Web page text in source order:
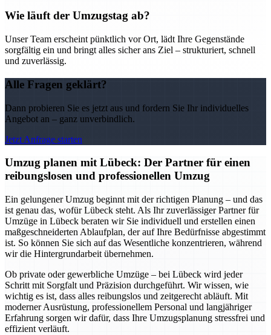
Wie läuft der Umzugstag ab?
Unser Team erscheint pünktlich vor Ort, lädt Ihre Gegenstände
sorgfältig ein und bringt alles sicher ans Ziel – strukturiert, schnell
und zuverlässig.
Alle Fragen geklärt?
Dann probieren Sie es jetzt aus und fordern Sie Ihr individuelles
Angebot an – ganz unverbindlich.
Jetzt Anfrage starten
Umzug planen mit Lübeck: Der Partner für einen
reibungslosen und professionellen Umzug
Ein gelungener Umzug beginnt mit der richtigen Planung – und das
ist genau das, wofür Lübeck steht. Als Ihr zuverlässiger Partner für
Umzüge in Lübeck beraten wir Sie individuell und erstellen einen
maßgeschneiderten Ablaufplan, der auf Ihre Bedürfnisse abgestimmt
ist. So können Sie sich auf das Wesentliche konzentrieren, während
wir die Hintergrundarbeit übernehmen.
Ob private oder gewerbliche Umzüge – bei Lübeck wird jeder
Schritt mit Sorgfalt und Präzision durchgeführt. Wir wissen, wie
wichtig es ist, dass alles reibungslos und zeitgerecht abläuft. Mit
moderner Ausrüstung, professionellem Personal und langjähriger
Erfahrung sorgen wir dafür, dass Ihre Umzugsplanung stressfrei und
effizient verläuft.